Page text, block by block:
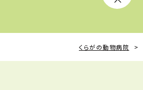
くらがの動物病院 >